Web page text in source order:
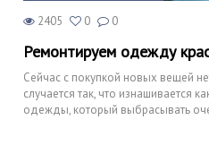
2405 0 0
Ремонтируем одежду
Сейчас с покупкой новых вещей
случается так, что изнашивается
одежды, который выбрасывать